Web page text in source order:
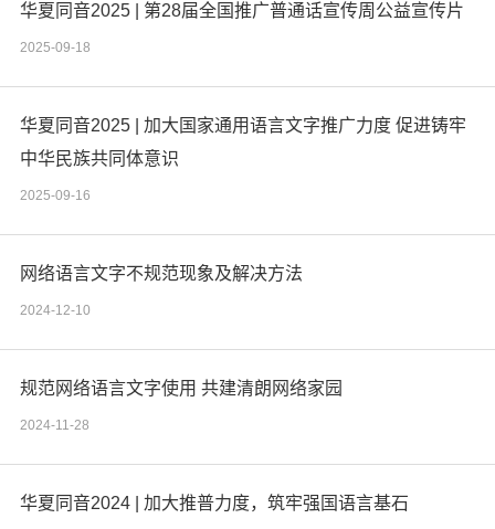
华夏同音2025 | 第28届全国推广普通话宣传周公益宣传片
2025-09-18
华夏同音2025 | 加大国家通用语言文字推广力度 促进铸牢
中华民族共同体意识
2025-09-16
网络语言文字不规范现象及解决方法
2024-12-10
规范网络语言文字使用 共建清朗网络家园
2024-11-28
华夏同音2024 | 加大推普力度，筑牢强国语言基石